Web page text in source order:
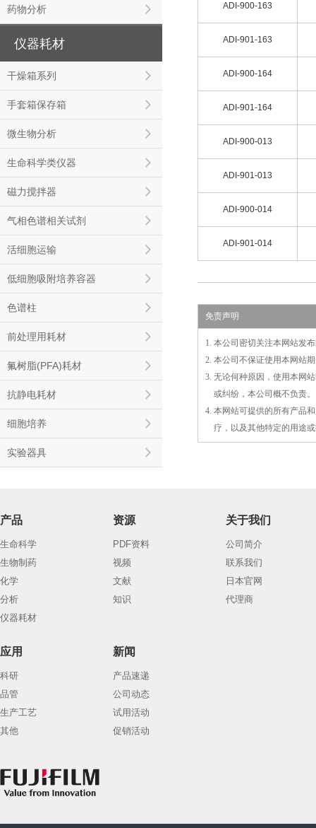
药物分析
仪器耗材
干燥箱系列
手套箱保存箱
微生物分析
生命科学类仪器
磁力搅拌器
气相色谱相关试剂
活细胞运输
低细胞吸附培养容器
色谱柱
前处理用耗材
氟树脂(PFA)耗材
抗静电耗材
细胞培养
实验器具
ADI-900-163
ADI-901-163
ADI-900-164
ADI-901-164
ADI-900-013
ADI-901-013
ADI-900-014
ADI-901-014
免责声明
1. 本公司密切关注本网站发
2. 本公司不保证使用本网站
3. 无论何种原因，使用本网
或纠纷，本公司概不负责。
4. 本网站可提供的所有产品
疗，以及其他特定的用途
产品
生命科学
生物制药
化学
分析
仪器耗材
资源
PDF资料
视频
文献
知识
关于我们
公司简介
联系我们
日本官网
代理商
应用
科研
品管
生产工艺
其他
新闻
产品速递
公司动态
试用活动
促销活动